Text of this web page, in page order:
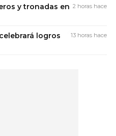
y tronadas en 2 horas hace
logros
13 horas hace